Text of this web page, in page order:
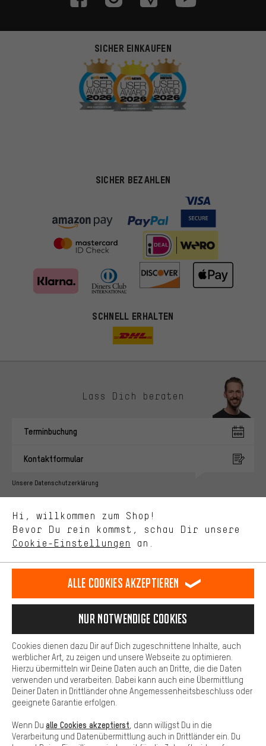
SICHER EINKAUFEN
SICHER BEZAHLEN
SCHNELL ERHALTEN
Lass Dich beraten
Terminbuchung
Kontaktformular
Unsere Datenschutzerklärung
Sprache"
Deutsch
DE english
EN español
ES français
FR
VERTRAG WIDERRUFEN Aachener Community Affiliateprogramm
Datenschutz Allgemeine Geschäftsbedingungen
Hinweisgebersystem Hinweise zur Batterieentsorgung
Cookie-Einstellungen Kontrast ändern
Alle Preise verstehen sich in Euro und exkl. MwSt zuzüglich
Versandkostenfür Lieferung nachUSA.
Hi, willkommen zum Shop!
Bevor Du rein kommst, schau Dir unsere
Cookie-Einstellungen an.
Du bekommst, statt zufälliger Werbung, genauer passende
Angebote von uns. Diese Cookies helfen uns, Deine Interessen
zeigen.
Bessere Leistung
Uns interessiert, was Du in unserem Shop suchst und brauchst.
selbst Einfluss auf die Verbesserung unserer Webseite und
unseres Shop-Angebots.
Dein Shopping-Erlebnis wird komfortabler. Mit Komfort-Cookies
stellen wir Verknüpfungen zu Social Media Plattformen her. So
können wir dir weitere nützliche Inhalte und Informationen zur
Verfügung stellen. Zudem hast du die Möglichkeit zusätzliche
Services zu nutzen, die es dir erleichtern die richtigen Produkte zu
finden. Beispielsweise bieten wir eine Chat-Funktion an, damit
Fragen schnell und unkompliziert beantwortet werden können.
Basis
Basis-Cookies gewährleisten, dass Du unsere Webseite
grundsätzlich nutzen kannst.
Alle Cookies akzeptieren
Nur Notwendige Cookies
Cookies dienen dazu Dir auf Dich zugeschnittene Inhalte, auch
werblicher Art, zu zeigen und unsere Webseite zu optimieren.
Hierzu übermitteln wir Deine Daten auch an Dritte, die die Daten
verwenden und verarbeiten. Dabei kann auch eine Übermittlung
Deiner Daten in Drittländer ohne Angemessenheitsbeschluss oder
geeignete Garantie erfolgen.
Wenn Du alle Cookies akzeptierst , dann willigst Du in die
Verarbeitung und Datenübermittlung auch in Drittländer ein. Du